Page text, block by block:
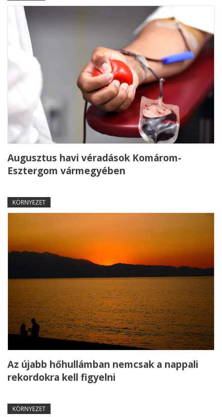
Augusztus havi véradások Komárom-
Esztergom vármegyében
KÖRNYEZET
Az újabb hőhullámban nemcsak a nappali
rekordokra kell figyelni
KÖRNYEZET